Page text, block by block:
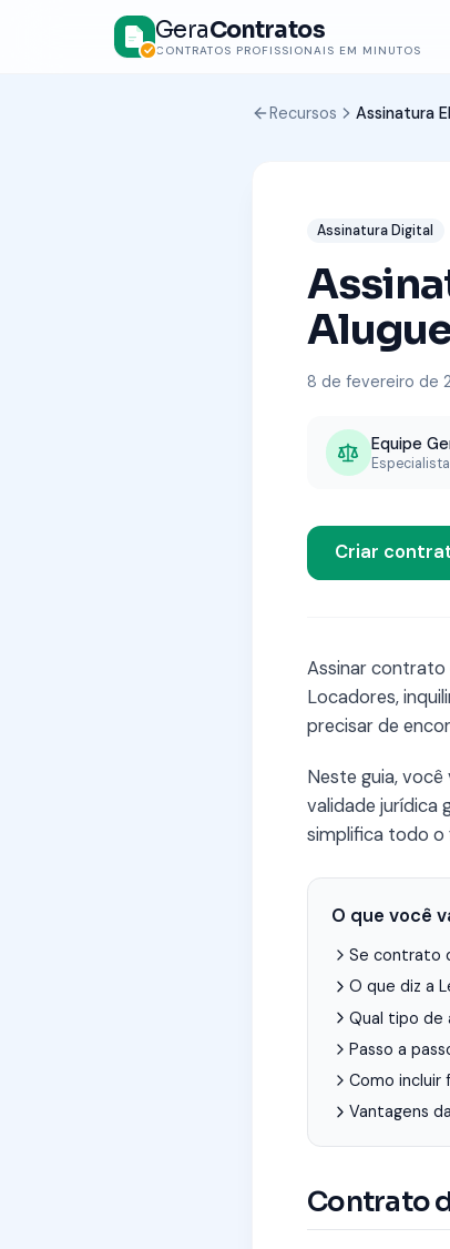
GeraContratos
CONTRATOS PROFISSIONAIS EM MINUTOS
Recursos Assinatura
Assinatura Digital
8 de fevereiro de
Equipe
Criar
Assinar contrato
Locadores,
precisar de
Neste guia,
validade jurídica
simplifica todo o
O que você
Se contrato
O que diz a
Qual tipo de
Passo a
Como incluir
Vantagens
Contrato